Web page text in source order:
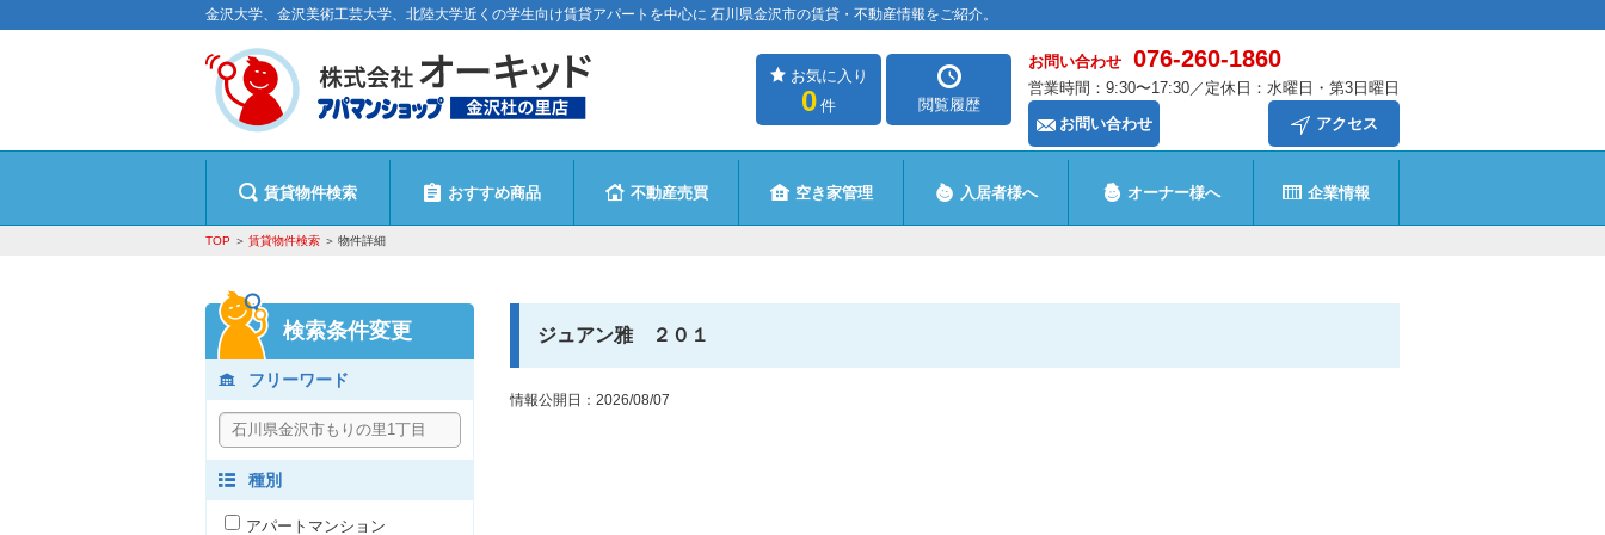
金沢大学、金沢美術工芸大学、北陸大学近くの学生向け賃貸アパートを中心に 石川県金沢市の賃貸・不動産情報をご紹介。
お気に入り
0 件 閲覧履歴
お問い合わせ 076-260-1860
営業時間：9:30〜17:30／定休日：水曜日・第3日曜日
お問い合わせ
アクセス
賃貸物件検索 おすすめ商品 不動産売買 空き家管理 入居者様へ オーナー様へ 企業情報
TOP 賃貸物件検索 物件詳細
ジュアン雅 ２０１
情報公開日： 2026/08/07
検索条件変更
フリーワード
種別
アパートマンション